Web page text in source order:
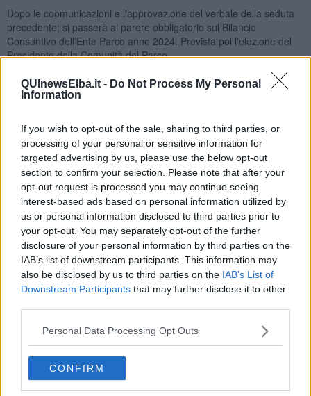
QUInewsElba.it - Do Not Process My Personal
Information
If you wish to opt-out of the sale, sharing to third parties, or
processing of your personal or sensitive information for
targeted advertising by us, please use the below opt-out
section to confirm your selection. Please note that after your
opt-out request is processed you may continue seeing
interest-based ads based on personal information utilized by
us or personal information disclosed to third parties prior to
your opt-out. You may separately opt-out of the further
disclosure of your personal information by third parties on the
IAB’s list of downstream participants. This information may
also be disclosed by us to third parties on the IAB’s List of
Downstream Participants that may further disclose it to other
Personal Data Processing Opt Outs
CONFIRM
Dopo le coomunicazioni e l'approvazione del verbale della seduta
precedente; si passerà al parere obbligatorio sul Bilancio
Consuntivo dell’Ente Parco anno 2024. Prevista poi l'elezione del
Presidente della Comunità del Parco.
è convocato in presenza e on line sulla piattaforma Zoom il giorno
22 Aprilw 2025 alle ore 20,30, in prima convocazione e il giorno 23
Aprile 2025 alle ore 12 in seconda convocazione nella sede
dell'Ente Parco in località Enfola.
Dopo le comunicazioni del Presidente e l'approvazione del verbale
della seduta precedente si passerà all'approvazione del
riaccertamento dei residui dell’esercizio 2024 e precedenti.
Sono poi previste le approvazioni del Rendiconto generale di cui
all’art. 38 del D.P.R. 27 febbraio 2003 n. 97 - esercizio finanziario
2024 e della Variazione e applicazione al bilancio di previsione
dell’esercizio finanziario 2025 dell’avanzo di amministrazione e del
fondo di cassa risultanti al 31 dicembre 2024.
Parco Nazionale Arcipelago Toscano e Guardia Costiera –
Direzione Marittima di Livorno per il rafforzamento della
sorveglianza a mare del territorio di competenza del Parco
Nazionale Arcipelago Toscano 2025/2026/2027 e schema di
Disciplinare Operativo 2025 e dello Schema di protocollo d’intesa